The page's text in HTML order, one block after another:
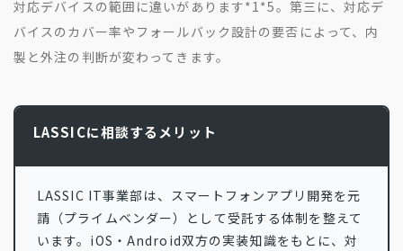
対応デバイスの範囲に違いがあります*1 *5。第三に、対応デ
バイスのカバー率やフォールバック設計の要否によって、内
製と外注の判断が変わってきます。
LASSICに相談するメリット
LASSIC IT事業部は、スマートフォンアプリ開発を元
請（プライムベンダー）として受託する体制を整えて
います。iOS・Android双方の実装知識をもとに、対